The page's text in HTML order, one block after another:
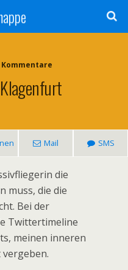
Kommentare
Mail SMS
die
muss, die die
Bei der
Twittertimeline
meinen inneren